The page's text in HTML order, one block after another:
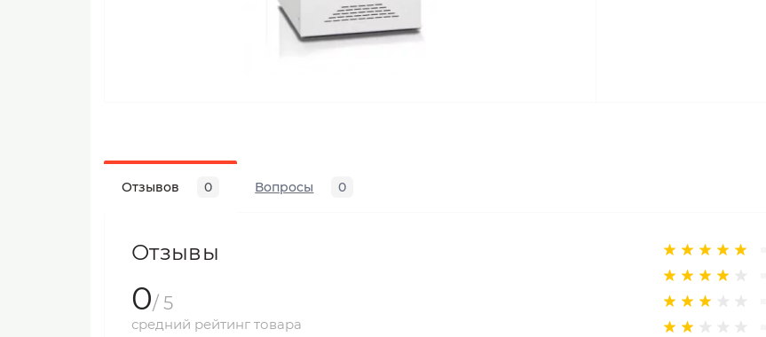
Отзывов 0 Вопросы 0
Отзывы
0/ 5
средний рейтинг товара